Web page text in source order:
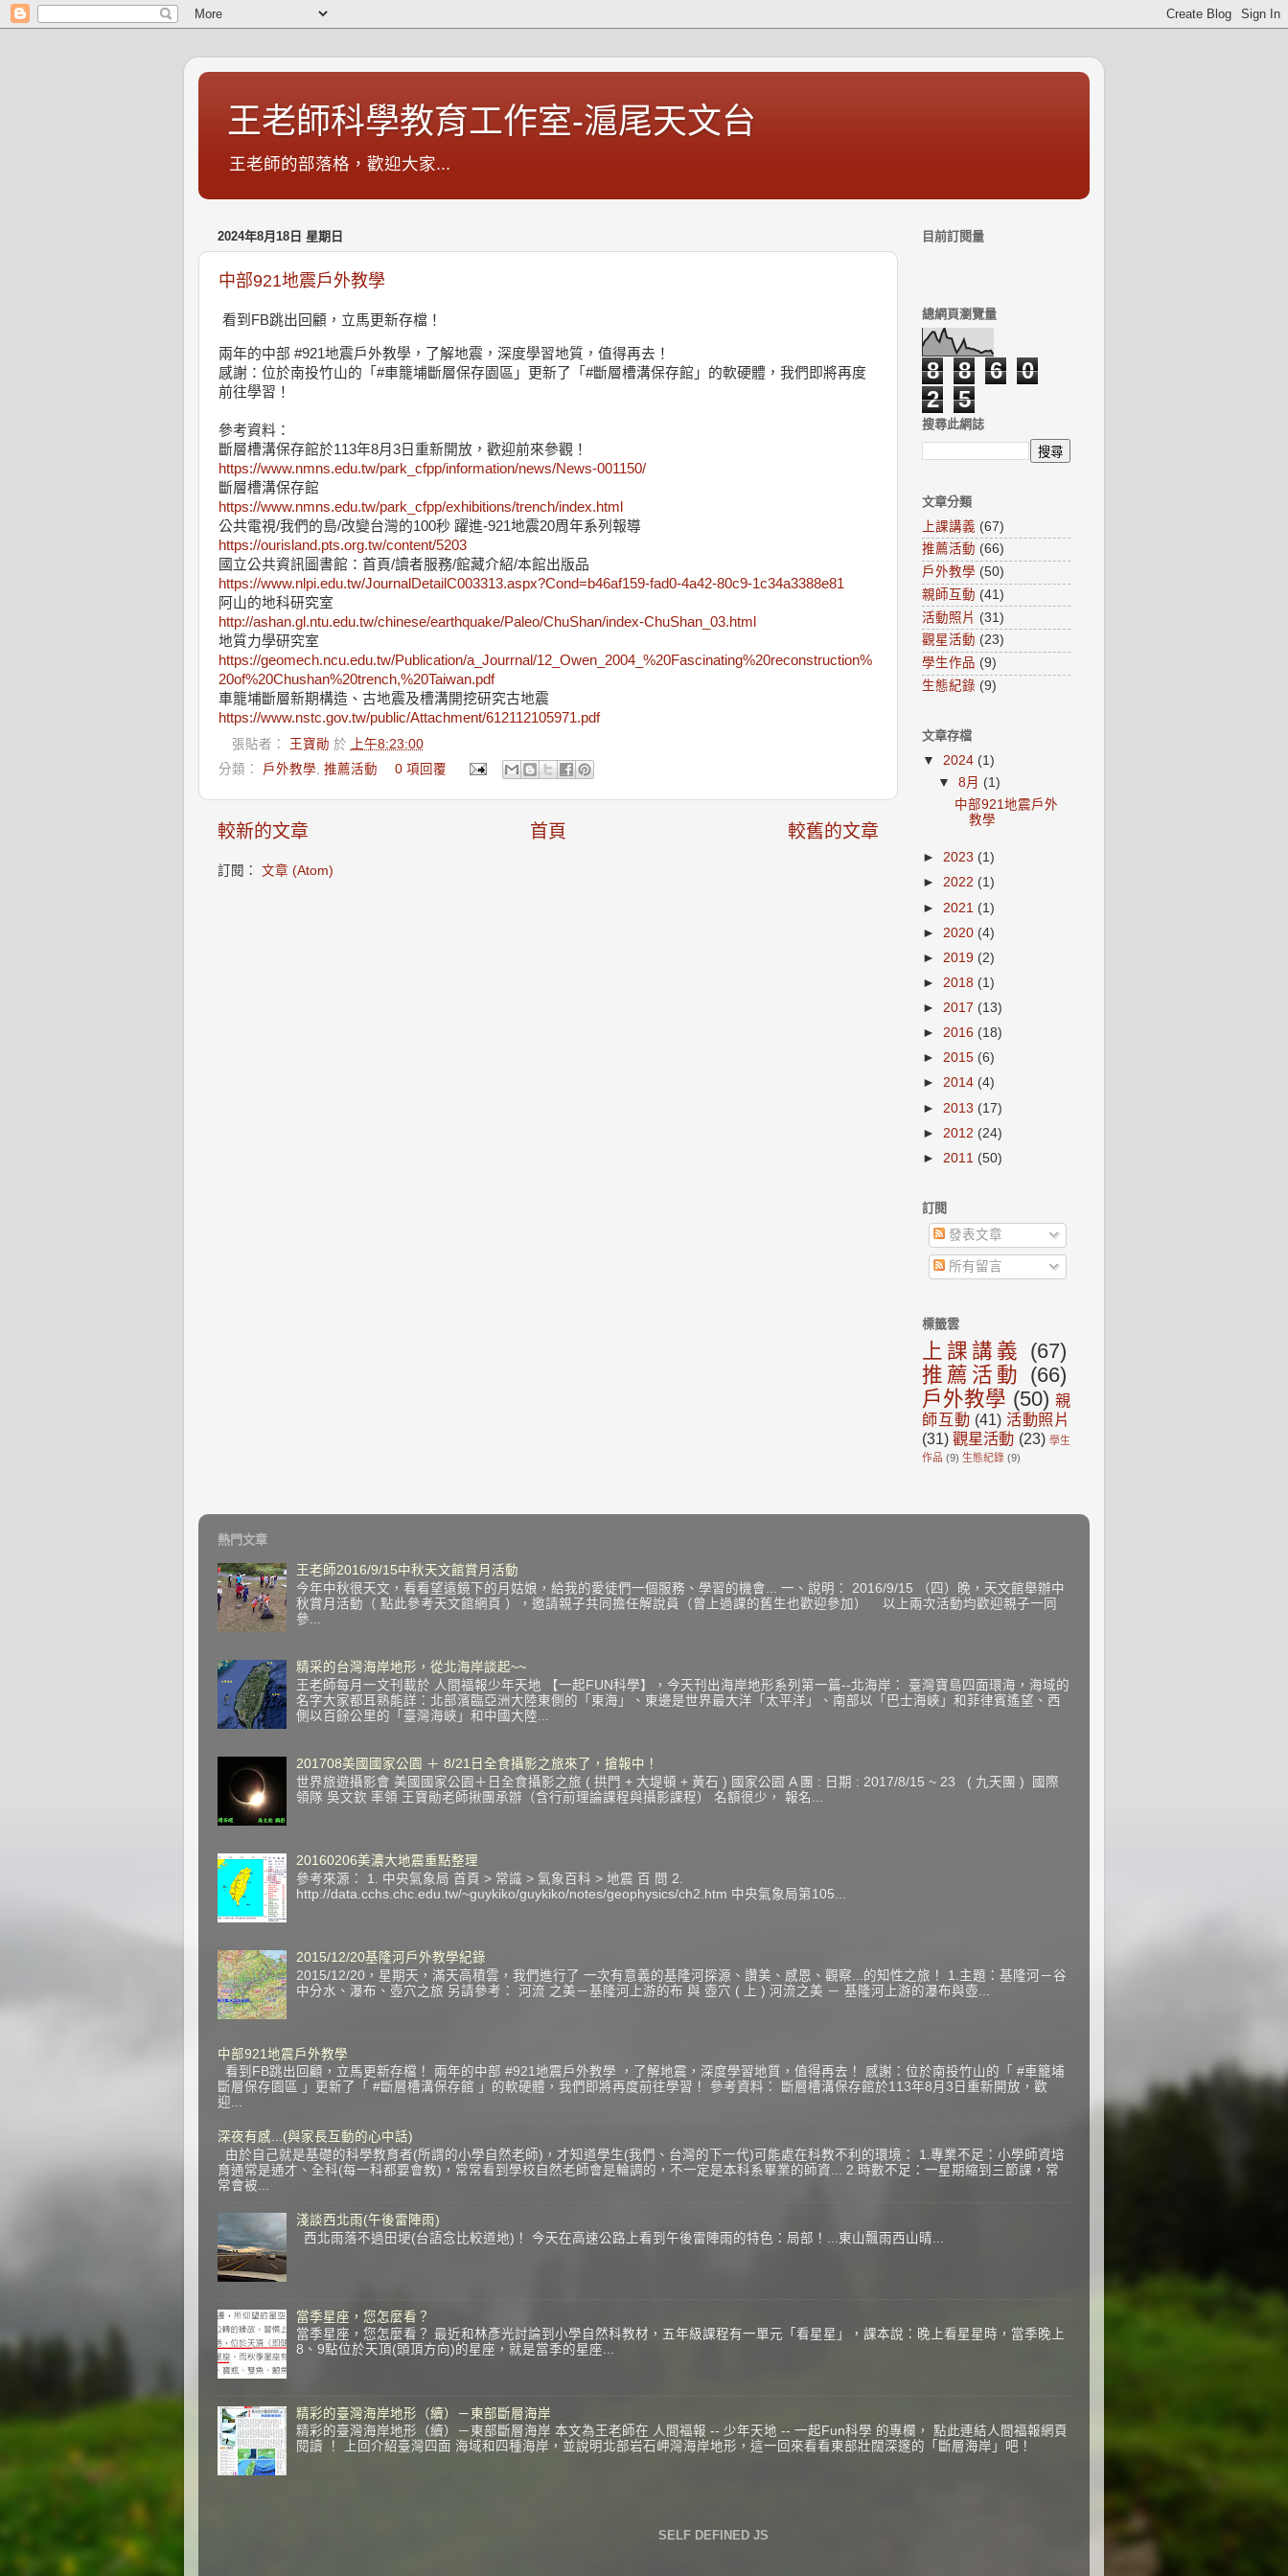
王老師科學教育工作室-滬尾天文台
王老師的部落格，歡迎大家...
2024年8月18日 星期日
中部921地震戶外教學
看到FB跳出回顧，立馬更新存檔！
兩年的中部 #921地震戶外教學 ，了解地震，深度學習地質，值得再去！
感謝：位於南投竹山的「 #車籠埔斷層保存園區 」更新了「 #斷層槽溝保存館 」的軟硬體，我們即將再度
前往學習！
參考資料：
斷層槽溝保存館於113年8月3日重新開放，歡迎前來參觀！
https://www.nmns.edu.tw/park_cfpp/information/news/News-001150/
斷層槽溝保存館
https://www.nmns.edu.tw/park_cfpp/exhibitions/trench/index.html
公共電視/我們的島/改變台灣的100秒 躍進-921地震20周年系列報導
https://ourisland.pts.org.tw/content/5203
國立公共資訊圖書館：首頁/讀者服務/館藏介紹/本館出版品
https://www.nlpi.edu.tw/JournalDetailC003313.aspx?Cond=b46af159-fad0-4a42-80c9-1c34a3388e81
阿山的地科研究室
http://ashan.gl.ntu.edu.tw/chinese/earthquake/Paleo/ChuShan/index-ChuShan_03.html
地質力學研究室
https://geomech.ncu.edu.tw/Publication/a_Jourrnal/12_Owen_2004_%20Fascinating%20reconstruction%
20of%20Chushan%20trench,%20Taiwan.pdf
車籠埔斷層新期構造、古地震及槽溝開挖研究古地震
https://www.nstc.gov.tw/public/Attachment/612112105971.pdf
張貼者： 王寶勛 於
上午8:23:00
分類： 戶外教學 推薦活動 0 項回覆
較新的文章 較舊的文章
首頁
訂閱： 文章 (Atom)
目前訂閱量
總網頁瀏覽量
8 8 6
0
2
5
搜尋此網誌
文章分類
上課講義 (67)
推薦活動 (66)
戶外教學 (50)
親師互動 (41)
活動照片 (31)
觀星活動 (23)
學生作品 (9)
生態紀錄 (9)
文章存檔
▼ 2024 (1)
▼8月 (1)
中部921地震戶外
教學
► 2023 (1)
► 2022 (1)
► 2021 (1)
► 2020 (4)
► 2019 (2)
► 2018 (1)
► 2017 (13)
► 2016 (18)
► 2015 (6)
► 2014 (4)
► 2013 (17)
► 2012 (24)
► 2011 (50)
訂閱
發表文章
所有留言
標籤雲
上課講義 (67)
推薦活動 (66)
戶外教學 (50) 親
師互動 (41) 活動照片
(31) 觀星活動 (23) 學生
作品 (9) 生態紀錄 (9)
熱門文章
王老師2016/9/15中秋天文館賞月活動
今年中秋很天文，看看望遠鏡下的月姑娘，給我的愛徒們一個服務、學習的機會... 一、說明： 2016/9/15 （四）晚，天文館舉辦中
秋賞月活動（ 點此參考天文館網頁 ），邀請親子共同擔任解說員（曾上過課的舊生也歡迎參加） 以上兩次活動均歡迎親子一同
參...
精采的台灣海岸地形，從北海岸談起~~
王老師每月一文刊載於 人間福報少年天地 【一起FUN科學】，今天刊出海岸地形系列第一篇--北海岸： 臺灣寶島四面環海，海域的
名字大家都耳熟能詳：北部濱臨亞洲大陸東側的「東海」、東邊是世界最大洋「太平洋」、南部以「巴士海峽」和菲律賓遙望、西
側以百餘公里的「臺灣海峽」和中國大陸...
201708美國國家公園 ＋ 8/21日全食攝影之旅來了，搶報中！
世界旅遊攝影會 美國國家公園＋日全食攝影之旅 ( 拱門 + 大堤頓 + 黃石 ) 國家公園 A 團 : 日期 : 2017/8/15 ~ 23 ( 九天團 ) 國際
領隊 吳文欽 率領 王寶勛老師揪團承辦（含行前理論課程與攝影課程） 名額很少， 報名...
20160206美濃大地震重點整理
參考來源： 1. 中央氣象局 首頁 > 常識 > 氣象百科 > 地震 百 問 2.
http://data.cchs.chc.edu.tw/~guykiko/guykiko/notes/geophysics/ch2.htm 中央氣象局第105...
2015/12/20基隆河戶外教學紀錄
2015/12/20，星期天，滿天高積雲，我們進行了 一次有意義的基隆河探源、讚美、感恩、觀察...的知性之旅！ 1.主題：基隆河－谷
中分水、瀑布、壺穴之旅 另請參考： 河流 之美－基隆河上游的布 與 壺穴 ( 上 ) 河流之美 － 基隆河上游的瀑布與壺...
中部921地震戶外教學
看到FB跳出回顧，立馬更新存檔！ 兩年的中部 #921地震戶外教學 ，了解地震，深度學習地質，值得再去！ 感謝：位於南投竹山的「 #車籠埔
斷層保存園區 」更新了「 #斷層槽溝保存館 」的軟硬體，我們即將再度前往學習！ 參考資料： 斷層槽溝保存館於113年8月3日重新開放，歡
迎...
深夜有感...(與家長互動的心中話)
由於自己就是基礎的科學教育者(所謂的小學自然老師)，才知道學生(我們、台灣的下一代)可能處在科教不利的環境： 1.專業不足：小學師資培
育通常是通才、全科(每一科都要會教)，常常看到學校自然老師會是輪調的，不一定是本科系畢業的師資... 2.時數不足：一星期縮到三節課，常
常會被...
淺談西北雨(午後雷陣雨)
西北雨落不過田埂(台語念比較道地)！ 今天在高速公路上看到午後雷陣雨的特色：局部！...東山飄雨西山晴...
當季星座，您怎麼看？
當季星座，您怎麼看？ 最近和林彥光討論到小學自然科教材，五年級課程有一單元「看星星」，課本說：晚上看星星時，當季晚上
8、9點位於天頂(頭頂方向)的星座，就是當季的星座...
精彩的臺灣海岸地形（續）－東部斷層海岸
精彩的臺灣海岸地形（續）－東部斷層海岸 本文為王老師在 人間福報 -- 少年天地 -- 一起Fun科學 的專欄， 點此連結人間福報網頁
閱讀 ！ 上回介紹臺灣四面 海域和四種海岸，並說明北部岩石岬灣海岸地形，這一回來看看東部壯闊深邃的「斷層海岸」吧！
SELF DEFINED JS